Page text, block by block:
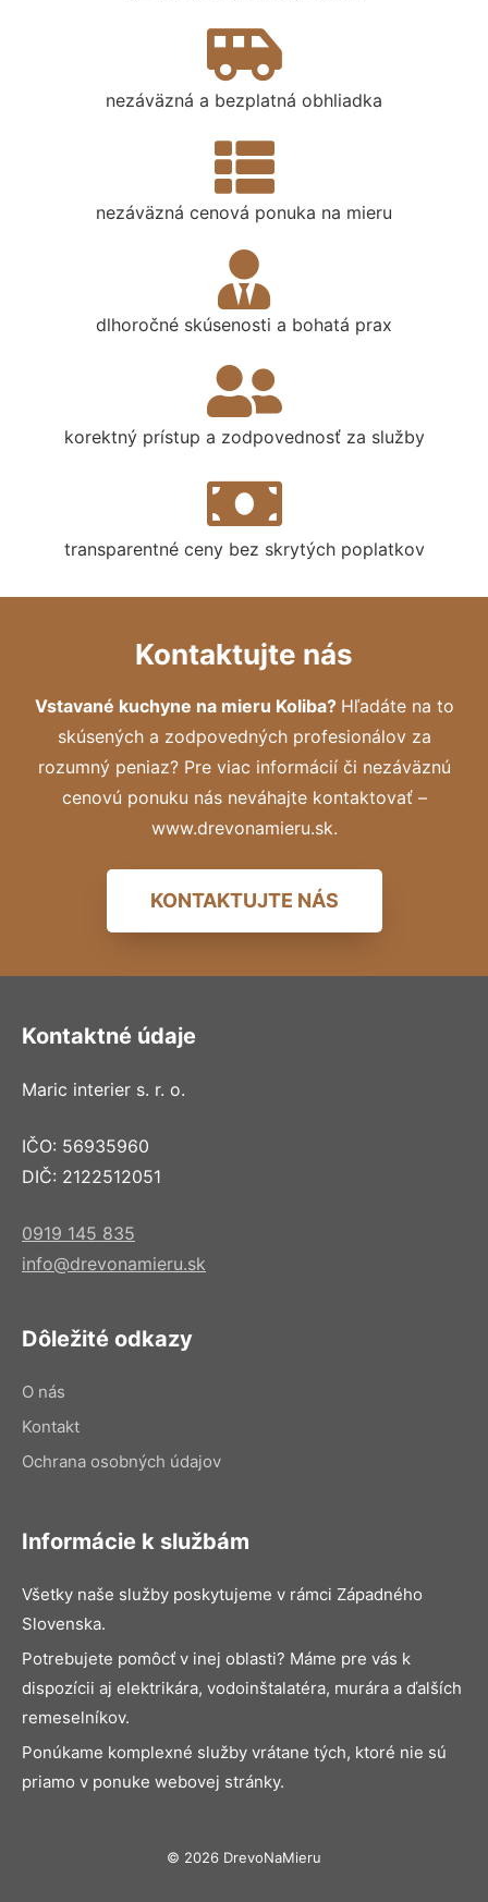
nezáväzná a bezplatná obhliadka
nezáväzná cenová ponuka na mieru
dlhoročné skúsenosti a bohatá prax
korektný prístup a zodpovednosť za služby
transparentné ceny bez skrytých poplatkov
Kontaktujte nás
Vstavané kuchyne na mieru Koliba? Hľadáte na to
skúsených a zodpovedných profesionálov za
rozumný peniaz? Pre viac informácií či nezáväznú
cenovú ponuku nás neváhajte kontaktovať –
www.drevonamieru.sk.
KONTAKTUJTE NÁS
Kontaktné údaje
Maric interier s. r. o.
IČO: 56935960
DIČ: 2122512051
0919 145 835
info@drevonamieru.sk
Dôležité odkazy
O nás
Kontakt
Ochrana osobných údajov
Informácie k službám
Všetky naše služby poskytujeme v rámci Západného
Slovenska.
Potrebujete pomôcť v inej oblasti? Máme pre vás k
dispozícii aj elektrikára, vodoinštalatéra, murára a ďalších
remeselníkov.
Ponúkame komplexné služby vrátane tých, ktoré nie sú
priamo v ponuke webovej stránky.
© 2026 DrevoNaMieru